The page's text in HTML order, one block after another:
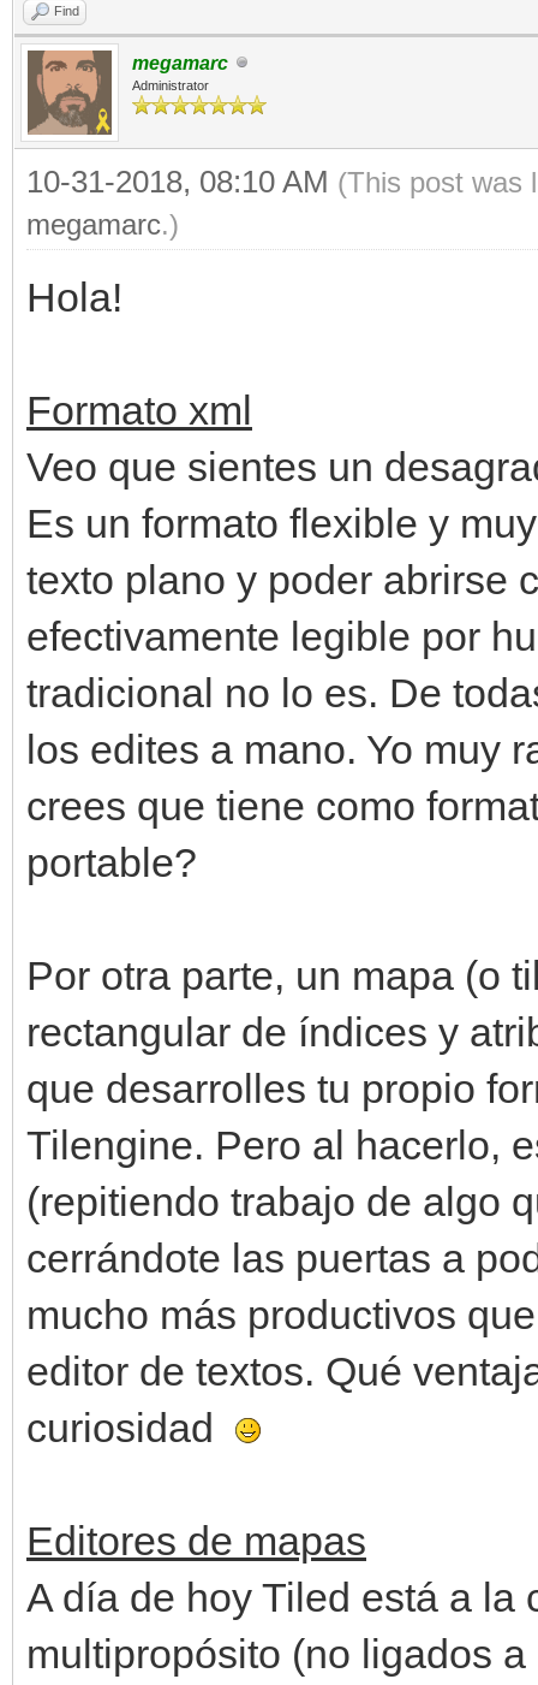
Find
megamarc
Administrator
10-31-2018, 08:10 AM (This post was
megamarc.)
Hola!
Formato xml
Veo que sientes un
Es un formato flexible y
texto plano y poder abrirse
efectivamente legible por
tradicional no lo es. De
los edites a mano. Yo muy
crees que tiene como
portable?
Por otra parte, un mapa (o
rectangular de índices y
que desarrolles tu propio
Tilengine. Pero al hacerlo,
(repitiendo trabajo de algo
cerrándote las puertas a
mucho más productivos
editor de textos. Qué
curiosidad
Editores de mapas
A día de hoy Tiled está a la
multipropósito (no ligados